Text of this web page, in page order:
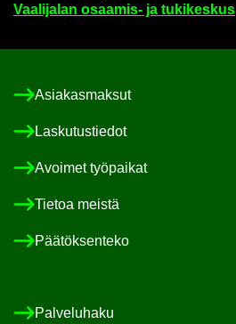
Vaa­li­ja­lan osaamis-​ ja tu­ki­kes­kus
Asia­kas­mak­sut
Las­ku­tus­tie­dot
Avoi­met työ­pai­kat
Tie­toa meis­tä
Pää­tök­sen­te­ko
Pal­ve­lu­ha­ku